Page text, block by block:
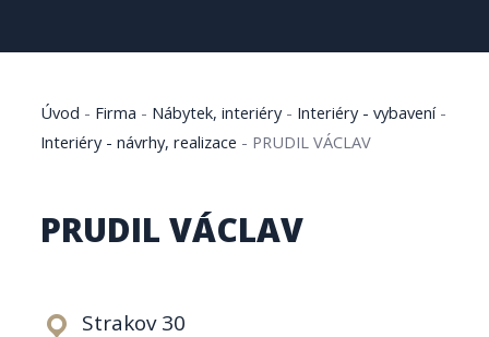
Úvod - Firma - Nábytek, interiéry- Interiéry - vybavení-
Interiéry - návrhy, realizace - PRUDIL VÁCLAV
PRUDIL VÁCLAV
Strakov 30